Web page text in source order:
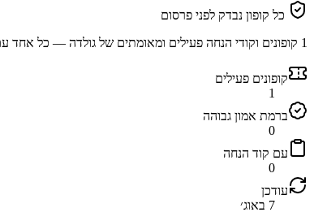
כל קופון נבדק לפני פרסום
1 קופונים וקודי הנחה פעילים ומאומתים של גולדה — כל אחד עם
קופונים פעילים
1
ברמת אמון גבוהה
0
עם קוד הנחה
0
עודכן
7 באוג׳